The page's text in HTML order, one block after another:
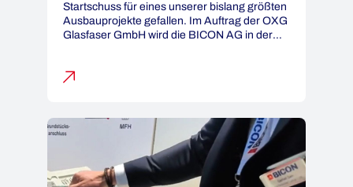
Startschuss für eines unserer bislang größten
Ausbauprojekte gefallen. Im Auftrag der OXG
Glasfaser GmbH wird die BICON AG in der
umfassenden Glasfasernetzes realisieren.
zukunftssicheren digitalen Infrastruktur für […]